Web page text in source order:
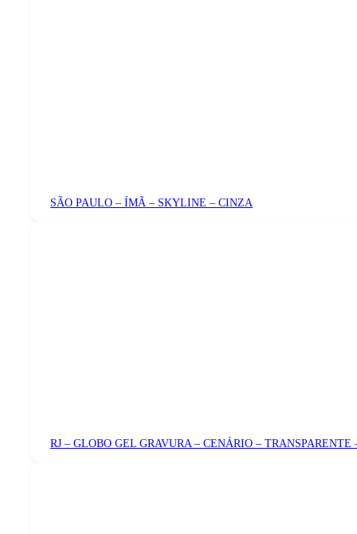
SÃO PAULO – ÍMÃ – SKYLINE – CINZA
RJ – GLOBO GEL GRAVURA – CENÁRIO – TRANSPARENTE